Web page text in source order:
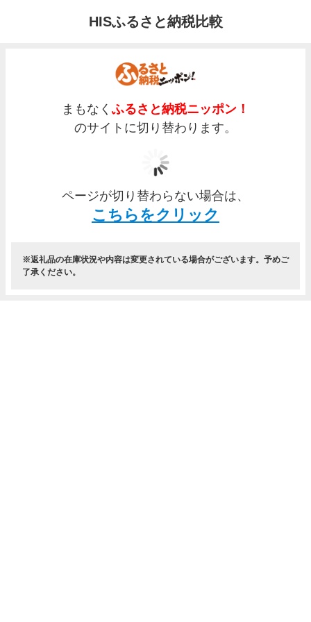
HISふるさと納税比較
まもなく ふるさと納税ニッポン！
のサイトに切り替わります。
ページが切り替わらない場合は、
こちらをクリック
返礼品の在庫状況や内容は変更されている場合がございます。予めご
了承ください。